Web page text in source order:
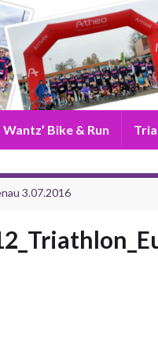
Wantz’ Bike & Run
3.07.2016